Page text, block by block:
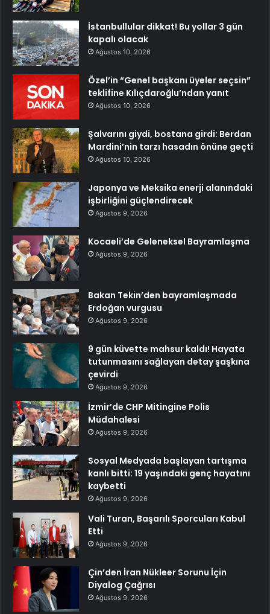
İstanbullular dikkat! Bu yollar 3 gün
kapalı olacak
Ağustos 10, 2026
Özel’in “Genel başkanı üyeler seçsin”
teklifine Kılıçdaroğlu’ndan yanıt
Ağustos 10, 2026
Şalvarını giydi, bostana girdi: Berdan
Mardini’nin tarzı hasadın önüne geçti
Ağustos 10, 2026
Japonya ve Meksika enerji alanındaki
işbirliğini güçlendirecek
Ağustos 9, 2026
Kocaeli’de Geleneksel Bayramlaşma
Ağustos 9, 2026
Bakan Tekin’den bayramlaşmada
Erdoğan vurgusu
Ağustos 9, 2026
9 gün küvette mahsur kaldı! Hayata
tutunmasını sağlayan detay şaşkına
çevirdi
Ağustos 9, 2026
İzmir’de CHP Mitingine Polis
Müdahalesi
Ağustos 9, 2026
Sosyal Medyada başlayan tartışma
kanlı bitti: 19 yaşındaki genç hayatını
kaybetti
Ağustos 9, 2026
Vali Turan, Başarılı Sporcuları Kabul
Etti
Ağustos 9, 2026
Çin’den İran Nükleer Sorunu İçin
Diyalog Çağrısı
Ağustos 9, 2026